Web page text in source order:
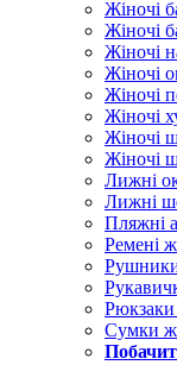
Жіночі
Жіночі
Жіночі
Жіночі
Жіночі
Жіночі
Жіночі
Жіночі
Лижні
Лижні
Пляжні
Ремені
Рюкзаки
Сумки